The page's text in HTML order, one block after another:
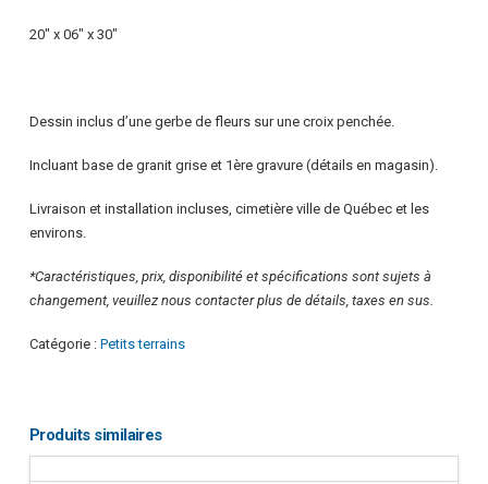
20″ x 06″ x 30″
Dessin inclus d’une gerbe de fleurs sur une croix penchée.
Incluant base de granit grise et 1ère gravure (détails en magasin).
Livraison et installation incluses, cimetière ville de Québec et les
environs.
*Caractéristiques, prix, disponibilité et spécifications sont sujets à
changement, veuillez nous contacter plus de détails, taxes en sus.
Catégorie : Petits terrains
Produits similaires